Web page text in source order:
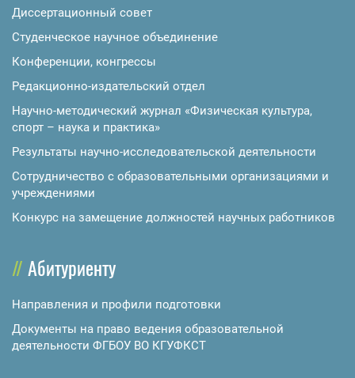
Диссертационный совет
Студенческое научное объединение
Конференции, конгрессы
Редакционно-издательский отдел
Научно-методический журнал «Физическая культура,
спорт – наука и практика»
Результаты научно-исследовательской деятельности
Сотрудничество с образовательными организациями и
учреждениями
Конкурс на замещение должностей научных работников
Абитуриенту
Направления и профили подготовки
Документы на право ведения образовательной
деятельности ФГБОУ ВО КГУФКСТ